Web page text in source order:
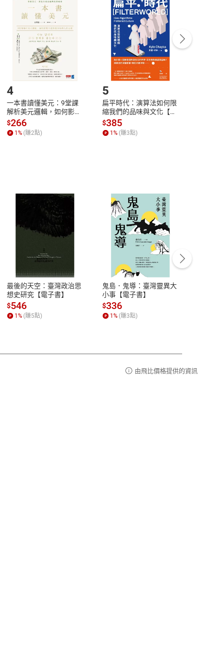
點選「瀏覽訂單明細」 「申請取消訂單/退
貨。
付款方式
Payment
完成訂單
Complete
號，下載書籍後看書
性
參
服務時間：週一到週五 10:00-12:00、
13:00-17:00 (國定假日及例假日休息)
客服電話：0080-1857077
4
一本書讀懂美元：9堂課
解析美元邏輯，如何影響
全球經濟和每個人的投資
【電子書】
$266
1% (賺2點)
5
扁平時代：演算法如何限
縮我們的品味與文化【電
子書】
$385
1% (賺3點)
最後的天空：臺灣政治思
想史研究【電子書】
$546
1% (賺5點)
鬼島．鬼導：臺灣靈異大
小事【電子書】
$336
1% (賺3點)
由飛比價格提供的資訊